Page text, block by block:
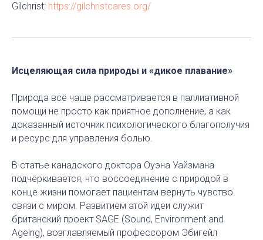
Gilchrist: https://gilchristcares.org/
Исцеляющая сила природы и «дикое плавание»
Природа всё чаще рассматривается в паллиативной
помощи не просто как приятное дополнение, а как
доказанный источник психологического благополучия
и ресурс для управления болью.
В статье канадского доктора Оуэна Уайзмана
подчёркивается, что воссоединение с природой в
конце жизни помогает пациентам вернуть чувство
связи с миром. Развитием этой идеи служит
британский проект SAGE (Sound, Environment and
Ageing), возглавляемый профессором Эбигейл